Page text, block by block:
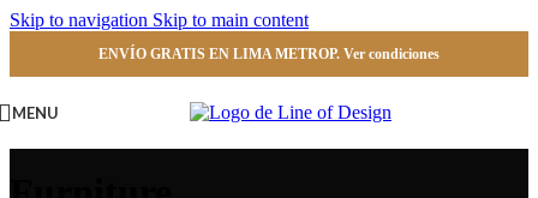
Skip to navigation Skip to main content
ENVÍO GRATIS EN LIMA METROP. Ver condiciones
MENU